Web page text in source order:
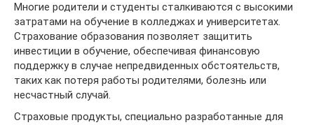
Многие родители и студенты сталкиваются с высокими
затратами на обучение в колледжах и университетах.
Страхование образования позволяет защитить
инвестиции в обучение, обеспечивая финансовую
поддержку в случае непредвиденных обстоятельств,
таких как потеря работы родителями, болезнь или
несчастный случай.
Страховые продукты, специально разработанные для